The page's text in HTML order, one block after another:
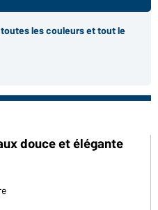
les couleurs et tout le
douce et élégante